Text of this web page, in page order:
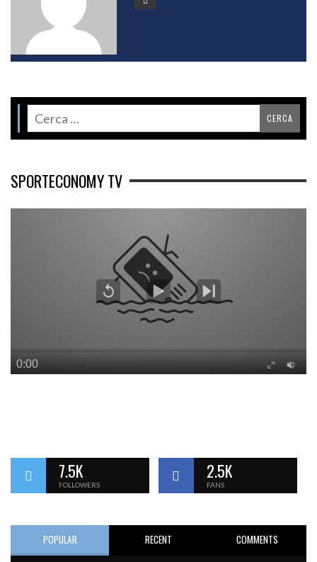
SPORTECONOMY TV
7.5K
FOLLOWERS
2.5K
FANS
POPULAR RECENT COMMENTS